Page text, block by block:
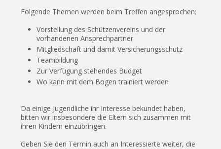
Folgende Themen werden beim Treffen angesprochen:
Vorstellung des Schützenvereins und der
vorhandenen Ansprechpartner
Mitgliedschaft und damit Versicherungsschutz
Teambildung
Zur Verfügung stehendes Budget
Wo kann mit dem Bogen trainiert werden
Da einige Jugendliche ihr Interesse bekundet haben,
bitten wir insbesondere die Eltern sich zusammen mit
ihren Kindern einzubringen.
Geben Sie den Termin auch an Interessierte weiter, die